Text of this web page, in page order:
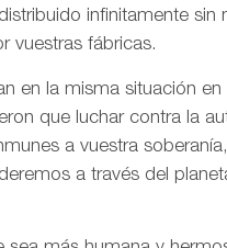
infinitamente sin
vuestras fábricas.
en la misma situación en
que luchar contra la
a vuestra
a través del